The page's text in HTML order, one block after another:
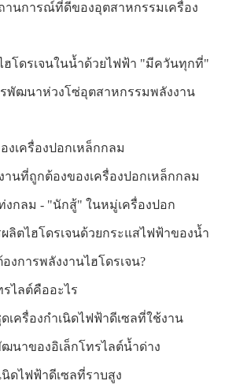
นการณ์ที่ดีของอุตสาหกรรมเครื่อง
โดรเจนในน้ำด้วยไฟฟ้า "มีควันทุกที่"
พัฒนาห่วงโซ่อุตสาหกรรมพลังงาน
งเครื่องปอกเหล็กกลม
านที่ถูกต้องของเครื่องปอกเหล็กกลม
งกลม - "นักสู้" ในหมู่เครื่องปอก
ลิตไฮโดรเจนด้วยกระแสไฟฟ้าของน้ำ
งการพลังงานไฮโดรเจน?
รไลต์คืออะไร
เครื่องกำเนิดไฟฟ้าดีเซลที่ใช้งาน
นาของอิเล็กโทรไลต์น้ำด่าง
นิดไฟฟ้าดีเซลที่ราบสูง